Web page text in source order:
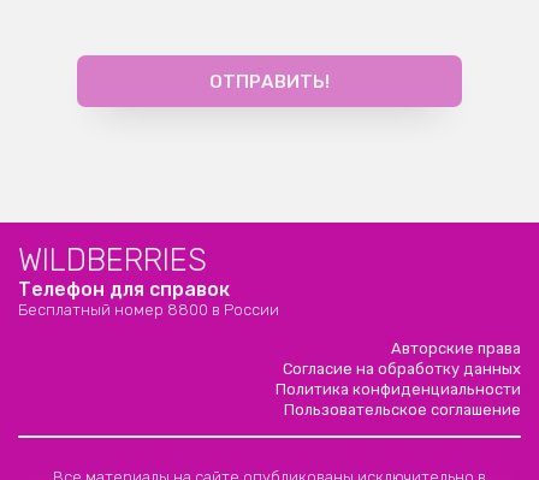
WILDBERRIES
Телефон для справок
Бесплатный номер 8800 в России
Авторские права
Согласие на обработку данных
Политика конфиденциальности
Пользовательское соглашение